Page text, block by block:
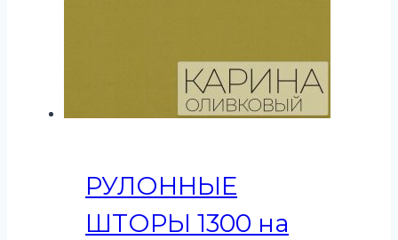
РУЛОННЫЕ
ШТОРЫ 1300 на